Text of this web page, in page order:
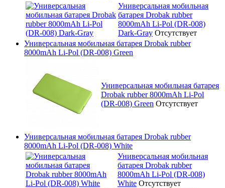
Универсальная мобильная
батарея Drobak rubber
8000mAh Li-Pol (DR-008)
Dark-Gray Отсутствует
Универсальная мобильная батарея Drobak rubber
8000mAh Li-Pol (DR-008) Green
Универсальная мобильная батарея
Drobak rubber 8000mAh Li-Pol
(DR-008) Green Отсутствует
Универсальная мобильная батарея Drobak rubber
8000mAh Li-Pol (DR-008) White
Универсальная мобильная
батарея Drobak rubber
8000mAh Li-Pol (DR-008)
White Отсутствует